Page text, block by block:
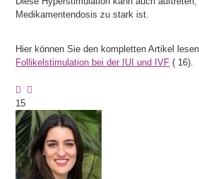
Medikamentendosis zu stark ist.
Hier können Sie den kompletten Artikel
Follikelstimulation bei der IUI und IVF ( 16).
15